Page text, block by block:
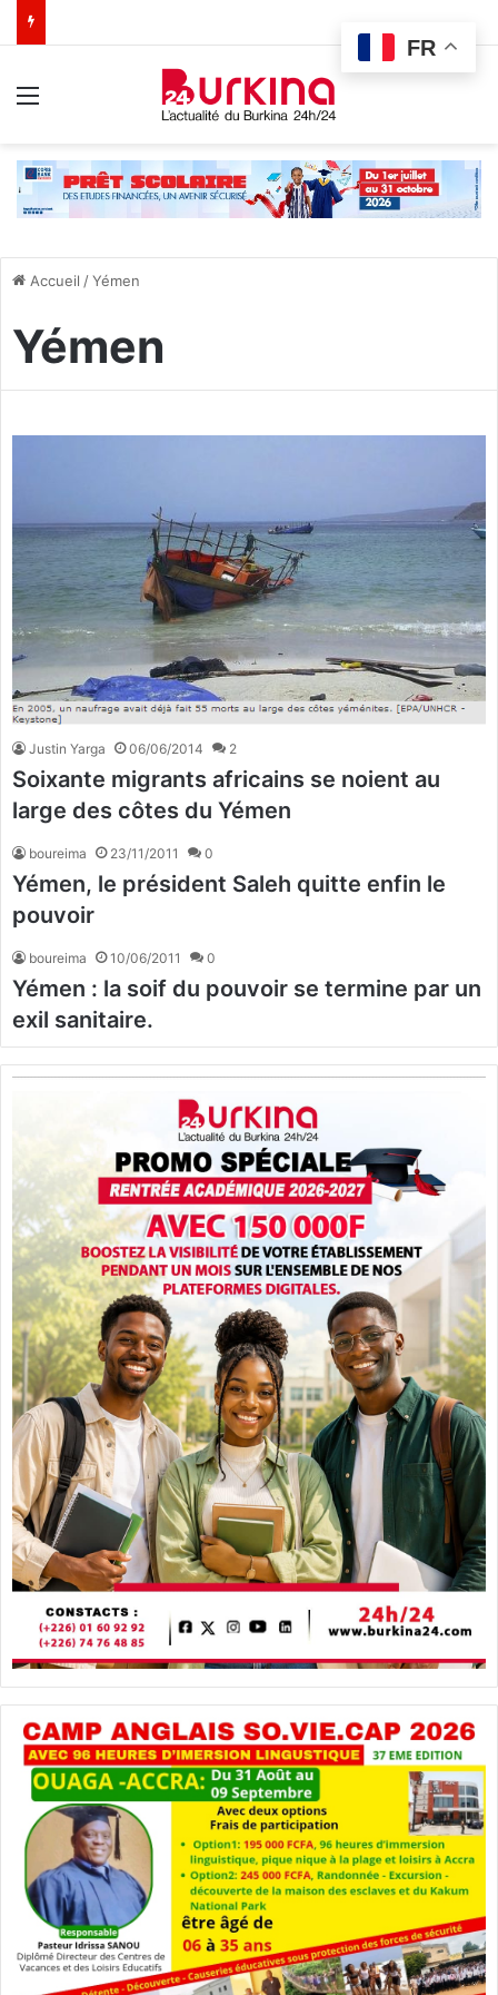
Accueil /Yémen
Yémen
Justin Yarga 06/06/2014 2
Soixante migrants africains se noient au
large des côtes du Yémen
boureima 23/11/2011 0
Yémen, le président Saleh quitte enfin le
pouvoir
boureima 10/06/2011 0
Yémen : la soif du pouvoir se termine par un
exil sanitaire.
FR